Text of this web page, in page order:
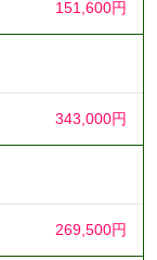
151,600円
343,000円
269,500円